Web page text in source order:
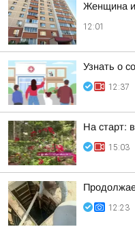
Женщина и
12:01
Узнать о
12:37
На старт:
15:03
12:23